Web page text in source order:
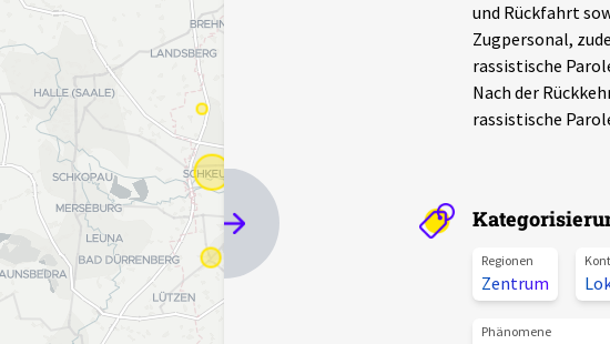
und Rückfahrt
Zugpersonal,
rassistische
Nach der
rassistische
Regionen
Zentrum
Phänomene